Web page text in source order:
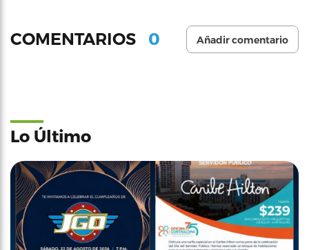
COMENTARIOS 0 Añadir comentario
Lo Último